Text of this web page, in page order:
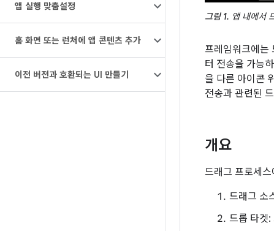
앱 실행 맞춤설정
홈 화면 또는 런처에 앱 콘텐츠 추가
이전 버전과 호환되는 UI 만들기
그림 1. 앱 내에서
프레임워크에는
터 전송을 가능
을 다른 아이콘
전송과 관련된
개요
드래그 프로세
드래그 소
드롭 타겟: